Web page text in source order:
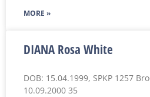
MORE »
DIANA Rosa White
DOB: 15.04.1999, SPKP 1257
10.09.2000 35